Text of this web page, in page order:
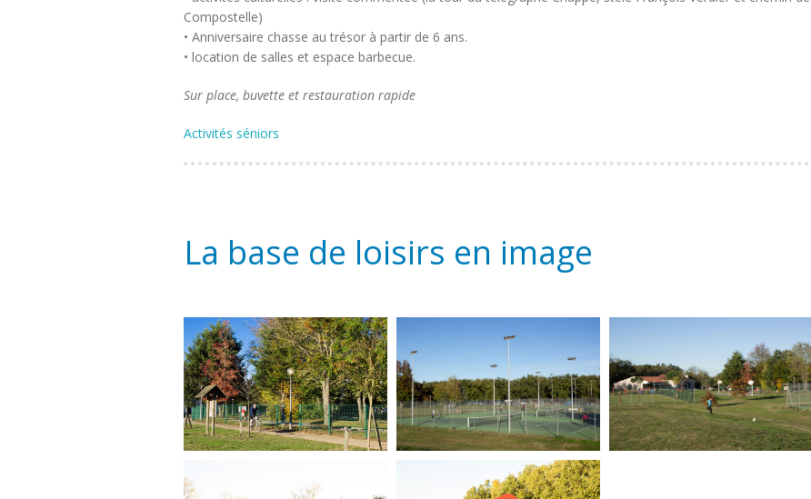
Compostelle)
• Anniversaire chasse au trésor à partir de 6 ans.
• location de salles et espace barbecue.
Sur place, buvette et restauration rapide
Activités séniors
La base de loisirs en image